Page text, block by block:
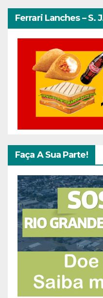
Ferrari Lanches – S.
Faça A Sua Parte!